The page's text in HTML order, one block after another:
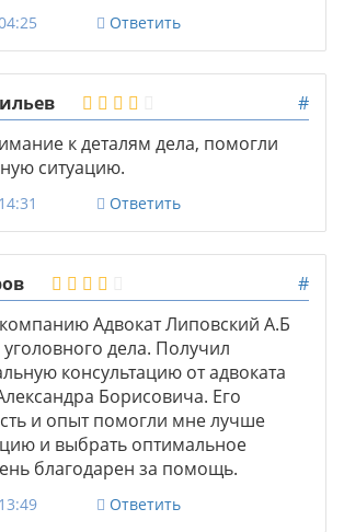
Ответить
#
к деталям дела, помогли
ситуацию.
Ответить
#
Адвокат Липовский А.Б
дела. Получил
консультацию от адвоката
Борисовича. Его
и опыт помогли мне лучше
и выбрать оптимальное
благодарен за помощь.
Ответить